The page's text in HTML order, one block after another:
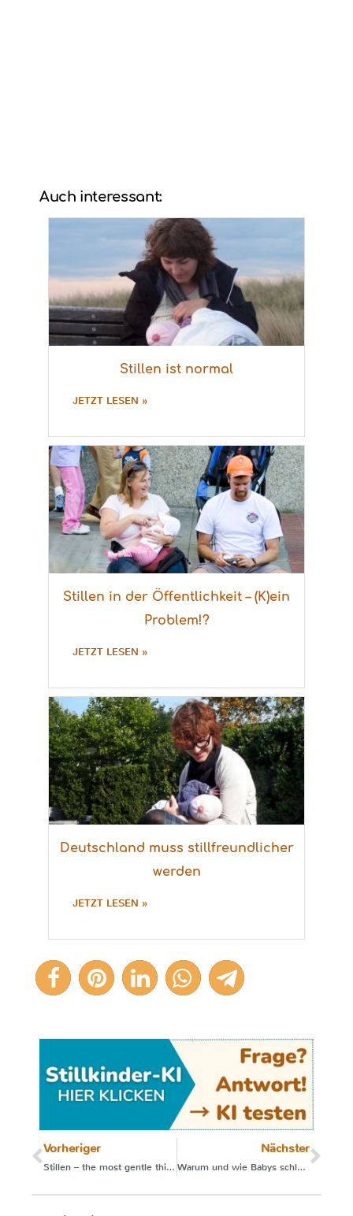
Auch interessant:
Stillen ist normal
JETZT LESEN »
Stillen in der Öffentlichkeit – (K)ein
Problem!?
JETZT LESEN »
Deutschland muss stillfreundlicher
werden
JETZT LESEN »
Vorheriger
Stillen – the most gentle thing
Nächster
Warum und wie Babys schlafen